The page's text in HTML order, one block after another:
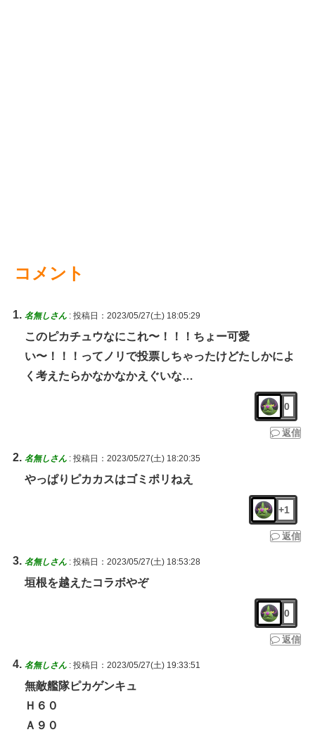
コメント
名無しさん : 投稿日：2023/05/27(土) 18:05:29
このピカチュウなにこれ〜！！！ちょー可愛
い〜！！！ってノリで投票しちゃったけどたしかによ
く考えたらかなかなかえぐいな…
0
返信
名無しさん : 投稿日：2023/05/27(土) 18:20:35
やっぱりピカカスはゴミポリねえ
+1
返信
名無しさん : 投稿日：2023/05/27(土) 18:53:28
垣根を越えたコラボやぞ
0
返信
名無しさん : 投稿日：2023/05/27(土) 19:33:51
無敵艦隊ピカゲンキュ
Ｈ６０
Ａ９０